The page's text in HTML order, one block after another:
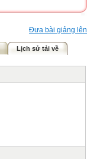
Đưa bài giảng lên
Lịch sử tải về